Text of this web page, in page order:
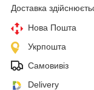
Доставка
Нова Пошта
Укрпошта
Самовивіз
Delivery